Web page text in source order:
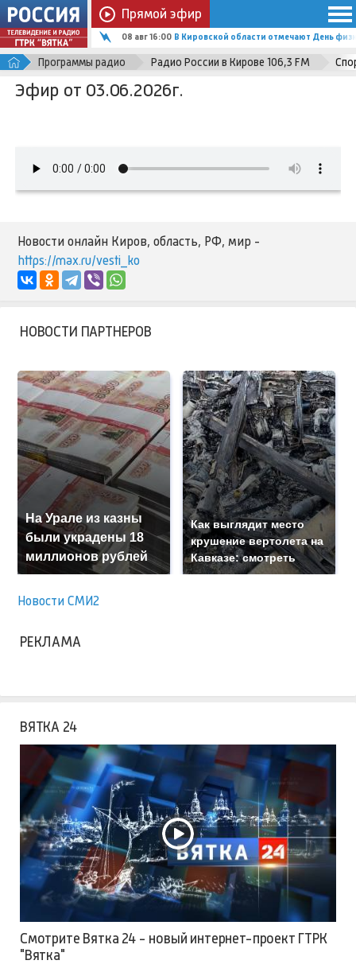
Прямой эфир
08 авг 16:00 В Кировской области отмечают День
Программы радио Радио России в Кирове 106,3 FM
Эфир от 03.06.2026г.
Новости онлайн Киров, область, РФ, мир -
https://max.ru/vesti_ko
НОВОСТИ ПАРТНЕРОВ
На Урале из казны
были украдены 18
миллионов рублей
Как выглядит место
крушение вертолета на
Кавказе: смотреть
Новости СМИ2
РЕКЛАМА
ВЯТКА 24
Смотрите Вятка 24 - новый интернет-проект ГТРК
"Вятка"